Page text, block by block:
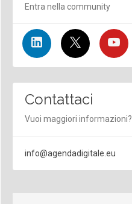
Entra nella community
Contattaci
Vuoi maggiori informazioni?
info@agendadigitale.eu